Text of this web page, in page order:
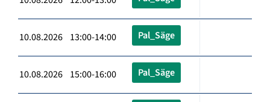
10.08.2026 13:00-14:00 Pal_Säge
10.08.2026 15:00-16:00 Pal_Säge